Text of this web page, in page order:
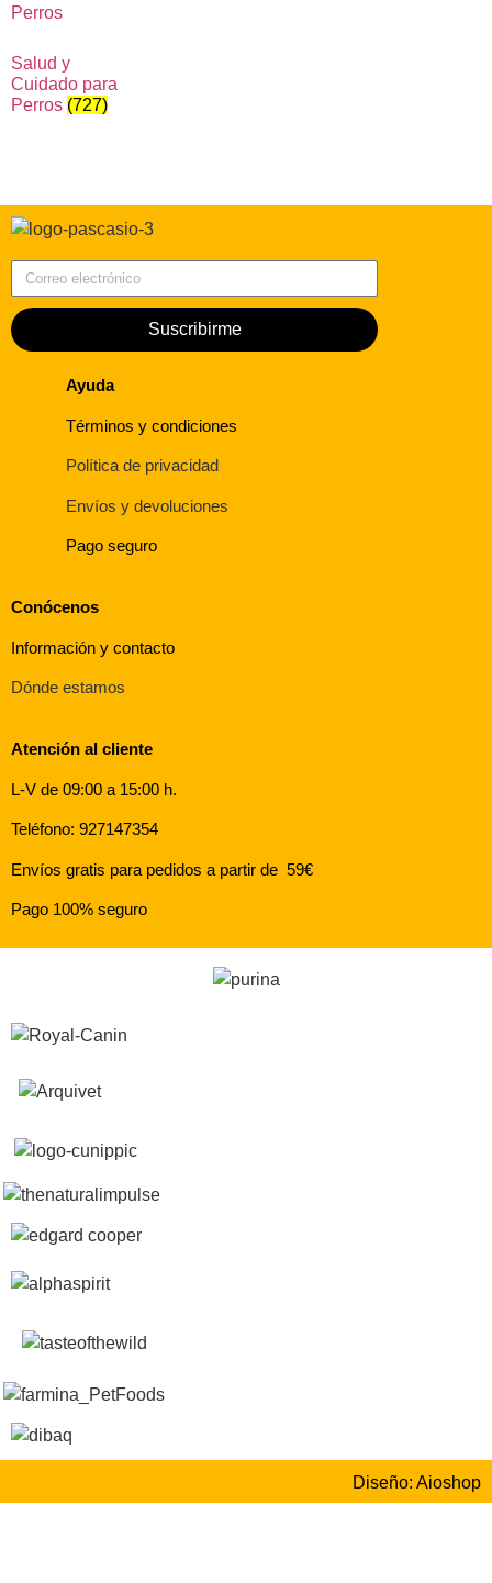
Salud y
Cuidado para
Perros (727)
Suscribirme
Ayuda
Términos y condiciones
Política de privacidad
Envíos y devoluciones
Pago seguro
Conócenos
Información y contacto
Dónde estamos
Atención al cliente
L-V de 09:00 a 15:00 h.
Teléfono: 927147354
Envíos gratis para pedidos a partir de 59€
Pago 100% seguro
Diseño: Aioshop